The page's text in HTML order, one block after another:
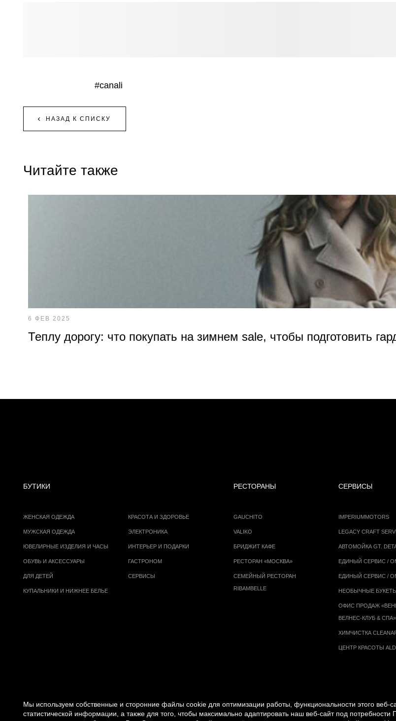
#canali
НАЗАД К СПИСКУ
Читайте также
6 ФЕВ 2025
Теплу дорогу: что покупать на зимнем sale, чтобы подготовить
БУТИКИ
ЖЕНСКАЯ ОДЕЖДА
МУЖСКАЯ ОДЕЖДА
ЮВЕЛИРНЫЕ ИЗДЕЛИЯ И ЧАСЫ
ОБУВЬ И АКСЕССУАРЫ
ДЛЯ ДЕТЕЙ
КУПАЛЬНИКИ И НИЖНЕЕ БЕЛЬЕ
КРАСОТА И ЗДОРОВЬЕ
ЭЛЕКТРОНИКА
ИНТЕРЬЕР И ПОДАРКИ
ГАСТРОНОМ
СЕРВИСЫ
РЕСТОРАНЫ
GAUCHITO
VALIKO
БРИДЖИТ КАФЕ
РЕСТОРАН «МОСКВА»
СЕМЕЙНЫЙ РЕСТОРАН
RIBAMBELLE
СЕРВИСЫ
IMPERIUMMOTORS
LEGACY CRAFT
АВТОМОЙКА GT.
ЕДИНЫЙ СЕРВИС /
ЕДИНЫЙ СЕРВИС /
НЕОБЫЧНЫЕ
ОФИС ПРОДАЖ
ВЕЛНЕС-КЛУБ & СПА»
ХИМЧИСТКА
ЦЕНТР КРАСОТЫ
Мы используем собственные и сторонние файлы cookie для оптимизации работы, функциональности этого веб-
статистической информации, а также для того, чтобы максимально адаптировать наш веб-сайт под потребности